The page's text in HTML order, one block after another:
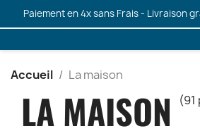
Paiement en 4x sans Frais - Livraison
Accueil La maison
LA MAISON